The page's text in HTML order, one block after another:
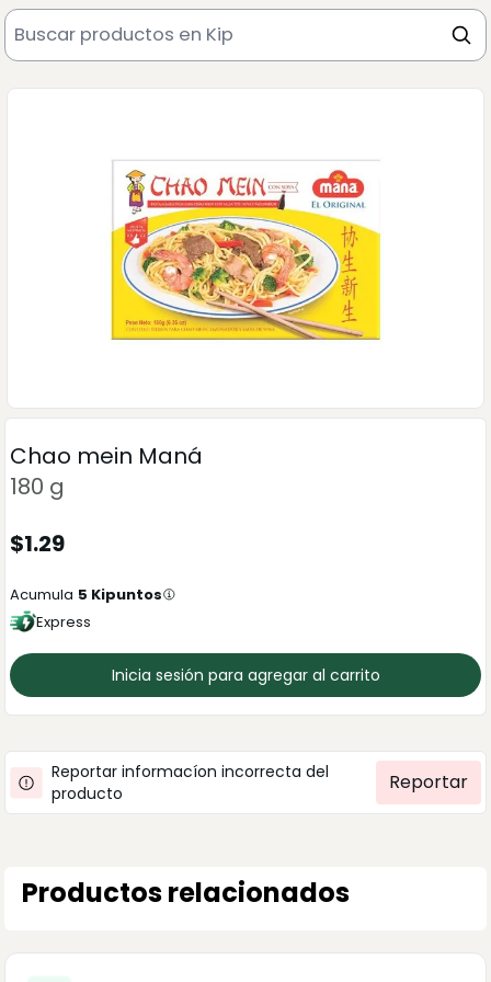
Chao mein Maná
180 g
$1.29
Acumula 5 Kipuntos
Express
Inicia sesión para agregar al carrito
Reportar informacíon incorrecta del
producto
Reportar
Productos relacionados